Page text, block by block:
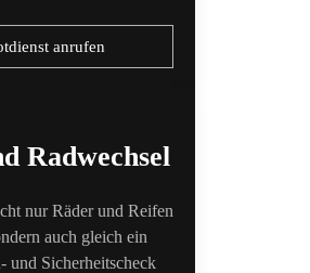
anrufen
Radwechsel
nur Räder und Reifen
auch gleich ein
und Sicherheitscheck